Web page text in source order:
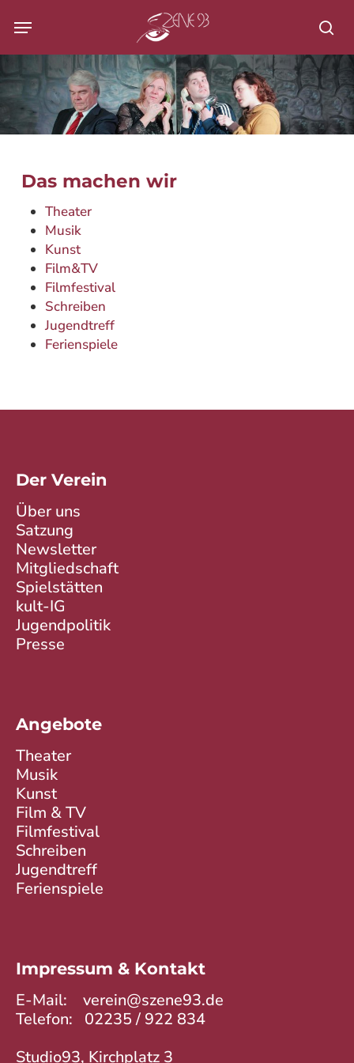
Menu
Das machen wir
Theater
Musik
Kunst
Film&TV
Filmfestival
Schreiben
Jugendtreff
Ferienspiele
Der Verein
Über uns
Satzung
Newsletter
Mitgliedschaft
Spielstätten
kult-IG
Jugendpolitik
Presse
Angebote
Theater
Musik
Kunst
Film & TV
Filmfestival
Schreiben
Jugendtreff
Ferienspiele
Impressum & Kontakt
E-Mail: verein@szene93.de
Telefon: 02235 / 922 834
Studio93, Kirchplatz 3